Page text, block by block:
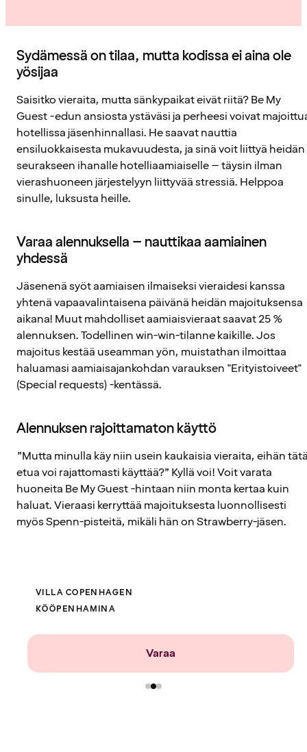
Sydämessä on tilaa, mutta kodissa ei aina ole
yösijaa
Saisitko vieraita, mutta sänkypaikat eivät riitä? Be My
Guest -edun ansiosta ystäväsi ja perheesi voivat
hotellissa jäsenhinnallasi. He saavat nauttia
ensiluokkaisesta mukavuudesta, ja sinä voit liittyä heidän
seurakseen ihanalle hotelliaamiaiselle – täysin ilman
vierashuoneen järjestelyyn liittyvää stressiä. Helppoa
sinulle, luksusta heille.
Varaa alennuksella – nauttikaa aamiainen
yhdessä
Jäsenenä syöt aamiaisen ilmaiseksi vieraidesi kanssa
yhtenä vapaavalintaisena päivänä heidän majoituksensa
aikana! Muut mahdolliset aamiaisvieraat saavat 25 %
alennuksen. Todellinen win-win-tilanne kaikille. Jos
majoitus kestää useamman yön, muistathan ilmoittaa
haluamasi aamiaisajankohdan varauksen "Erityistoiveet"
(Special requests) -kentässä.
Alennuksen rajoittamaton käyttö
”Mutta minulla käy niin usein kaukaisia vieraita, eihän
etua voi rajattomasti käyttää?” Kyllä voi! Voit varata
huoneita Be My Guest -hintaan niin monta kertaa kuin
haluat. Vieraasi kerryttää majoituksesta luonnollisesti
myös Spenn-pisteitä, mikäli hän on Strawberry-jäsen.
ANNA VIERAIDESI YÖPYÄ KOHTEESSA
VILLA COPENHAGEN
KÖÖPENHAMINA
Varaa